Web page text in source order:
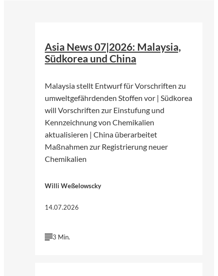
Asia News 07|2026: Malaysia,
Südkorea und China
Malaysia stellt Entwurf für Vorschriften zu
umweltgefährdenden Stoffen vor | Südkorea
will Vorschriften zur Einstufung und
Kennzeichnung von Chemikalien
aktualisieren | China überarbeitet
Maßnahmen zur Registrierung neuer
Chemikalien
Willi Weßelowscky
14.07.2026
3 Min.